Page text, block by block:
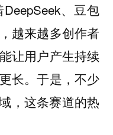
、豆包
越来越多创作者
让用户产生持续
长。于是，不少
，这条赛道的热